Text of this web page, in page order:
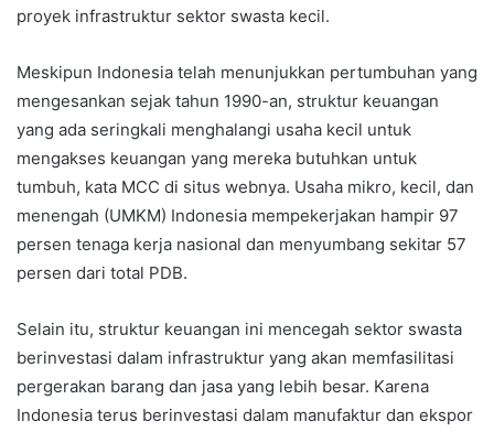
proyek infrastruktur sektor swasta kecil.
Meskipun Indonesia telah menunjukkan pertumbuhan yang
mengesankan sejak tahun 1990-an, struktur keuangan
yang ada seringkali menghalangi usaha kecil untuk
mengakses keuangan yang mereka butuhkan untuk
tumbuh, kata MCC di situs webnya. Usaha mikro, kecil, dan
menengah (UMKM) Indonesia mempekerjakan hampir 97
persen tenaga kerja nasional dan menyumbang sekitar 57
persen dari total PDB.
Selain itu, struktur keuangan ini mencegah sektor swasta
berinvestasi dalam infrastruktur yang akan memfasilitasi
pergerakan barang dan jasa yang lebih besar. Karena
Indonesia terus berinvestasi dalam manufaktur dan ekspor